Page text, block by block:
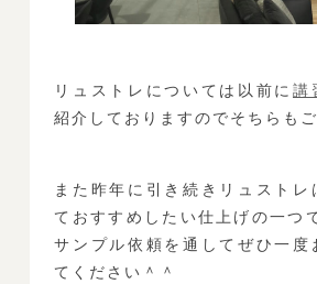
リュストレについては以前に講
紹介しておりますのでそちらも
また昨年に引き続きリュストレ
ておすすめしたい仕上げの一つ
サンプル依頼を通してぜひ一度
てください＾＾